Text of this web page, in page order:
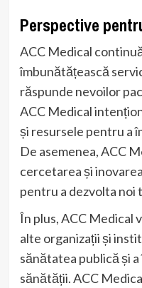
Perspective
ACC Medical
îmbunătățească
răspunde nevoilor
ACC Medical
și resursele pentru a
De asemenea, ACC
cercetarea și
pentru a dezvolta
În plus, ACC Medical
alte organizații și
sănătatea publică și
sănătății. ACC